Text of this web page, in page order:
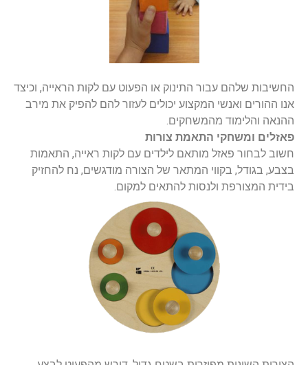
החשיבות שלהם עבור התינוק או הפעוט עם לקות הראייה, וכיצד
אנו ההורים ואנשי המקצוע יכולים לעזור להם להפיק את מירב
ההנאה והלימוד מהמשחקים.
פאזלים ומשחקי התאמת צורות
חשוב לבחור פאזל מותאם לילדים עם לקות ראייה, התאמות
בצבע, בגודל, בקווי המתאר של הצורה מודגשים, נח להחזיק
בידית המצורפת ולנסות להתאים למקום.